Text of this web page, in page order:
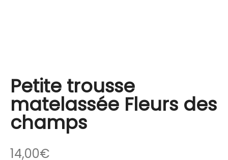
Petite trousse
matelassée Fleurs des
champs
14,00€